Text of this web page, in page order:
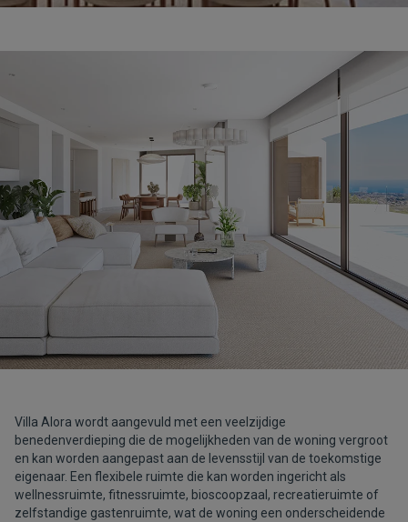
Villa Alora wordt aangevuld met een veelzijdige
benedenverdieping die de mogelijkheden van de woning vergroot
en kan worden aangepast aan de levensstijl van de toekomstige
eigenaar. Een flexibele ruimte die kan worden ingericht als
wellnessruimte, fitnessruimte, bioscoopzaal, recreatieruimte of
zelfstandige gastenruimte, wat de woning een onderscheidende